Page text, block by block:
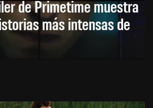
de Primetime muestra
más intensas de